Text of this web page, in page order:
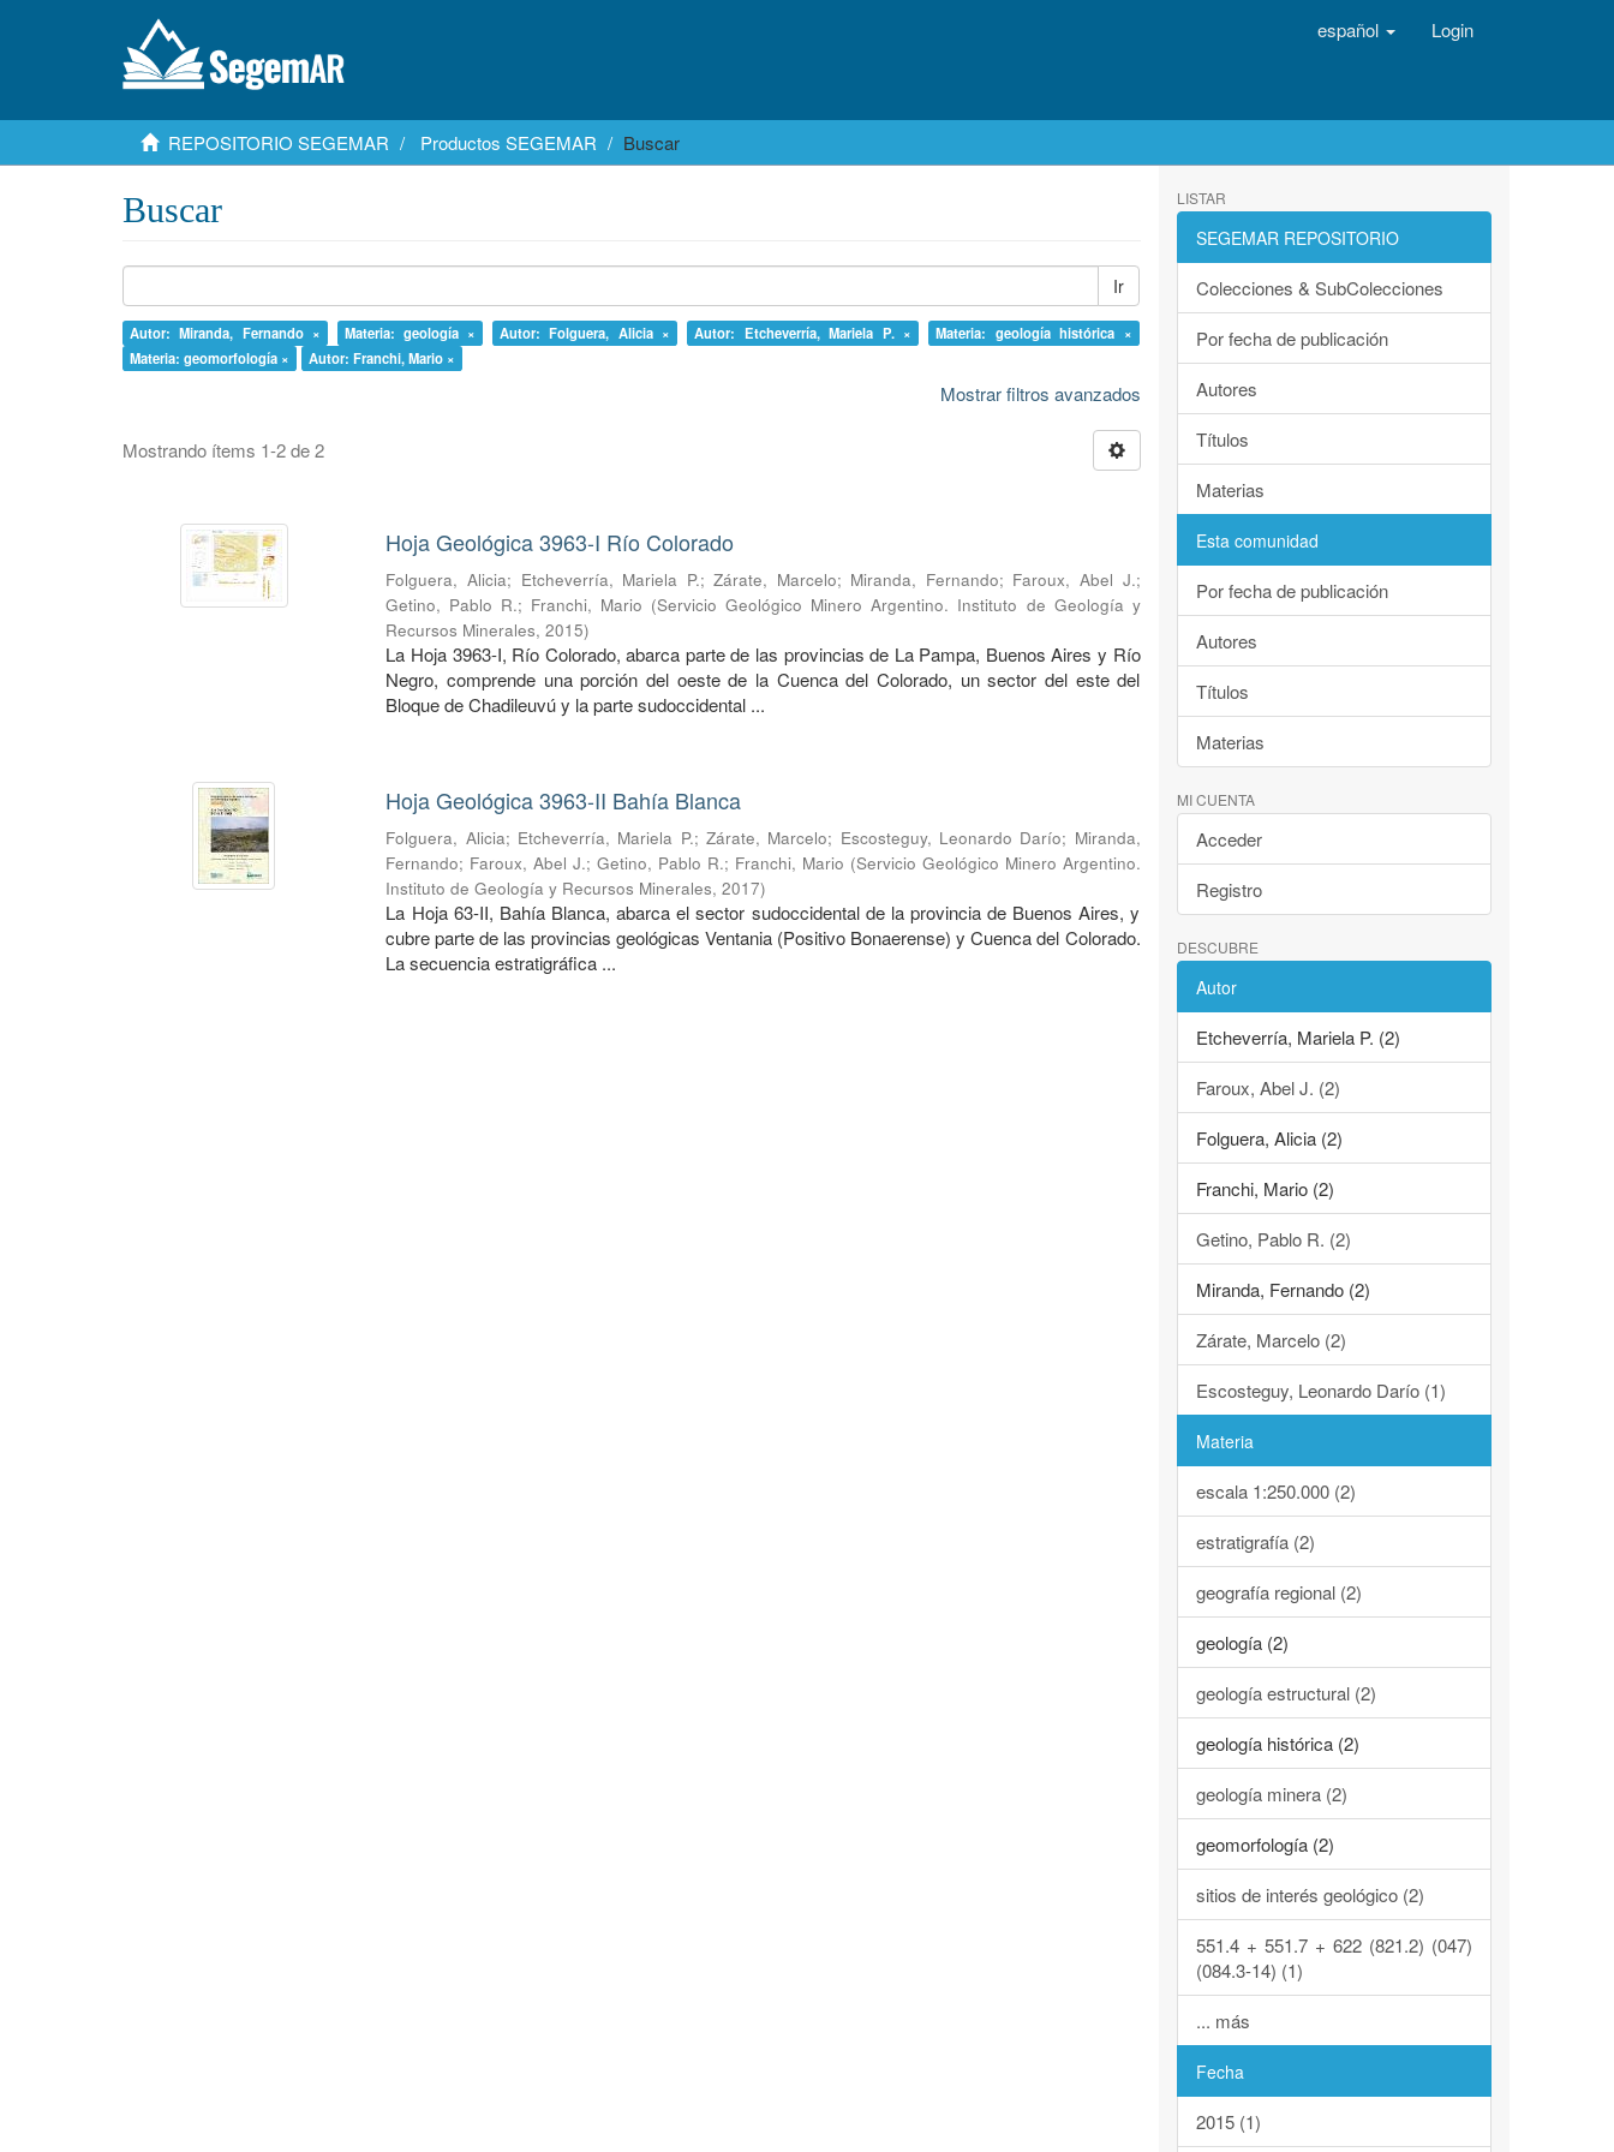
español Login
REPOSITORIO SEGEMAR Productos SEGEMAR Buscar
Buscar
Ir
Autor: Miranda, Fernando × Materia: geología × Autor: Folguera, Alicia × Autor: Etcheverría, Mariela P. ×
Materia: geología histórica ×
Materia: geomorfología ×
Autor: Franchi, Mario ×
Mostrar filtros avanzados
Mostrando ítems 1-2 de 2
Hoja Geológica 3963-I Río Colorado
Folguera, Alicia; Etcheverría, Mariela P.;Zárate, Marcelo; Miranda, Fernando; Faroux, Abel J.;
Getino, Pablo R.; Franchi, Mario (Servicio Geológico Minero Argentino. Instituto de Geología y
Recursos Minerales,2015)
La Hoja 3963-I, Río Colorado, abarca parte de las provincias de La Pampa, Buenos Aires y Río
Negro, comprende una porción del oeste de la Cuenca del Colorado, un sector del este del
Bloque de Chadileuvú y la parte sudoccidental ...
Hoja Geológica 3963-II Bahía Blanca
Folguera, Alicia; Etcheverría, Mariela P.; Zárate, Marcelo; Escosteguy, Leonardo Darío; Miranda,
Fernando; Faroux, Abel J.;Getino, Pablo R.; Franchi, Mario (Servicio Geológico Minero Argentino.
Instituto de Geología y Recursos Minerales,2017)
La Hoja 63-II, Bahía Blanca, abarca el sector sudoccidental de la provincia de Buenos Aires, y
cubre parte de las provincias geológicas Ventania (Positivo Bonaerense) y Cuenca del Colorado.
La secuencia estratigráfica ...
LISTAR
SEGEMAR REPOSITORIO
Colecciones & SubColecciones
Por fecha de publicación
Autores
Títulos
Materias
Esta comunidad
Por fecha de publicación
Autores
Títulos
Materias
MI CUENTA
Acceder
Registro
DESCUBRE
Autor
Etcheverría, Mariela P. (2)
Faroux, Abel J. (2)
Folguera, Alicia (2)
Franchi, Mario (2)
Getino, Pablo R. (2)
Miranda, Fernando (2)
Zárate, Marcelo (2)
Escosteguy, Leonardo Darío (1)
Materia
escala 1:250.000 (2)
estratigrafía (2)
geografía regional (2)
geología (2)
geología estructural (2)
geología histórica (2)
geología minera (2)
geomorfología (2)
sitios de interés geológico (2)
551.4 + 551.7 + 622 (821.2) (047)
(084.3-14) (1)
... más
Fecha
2015 (1)